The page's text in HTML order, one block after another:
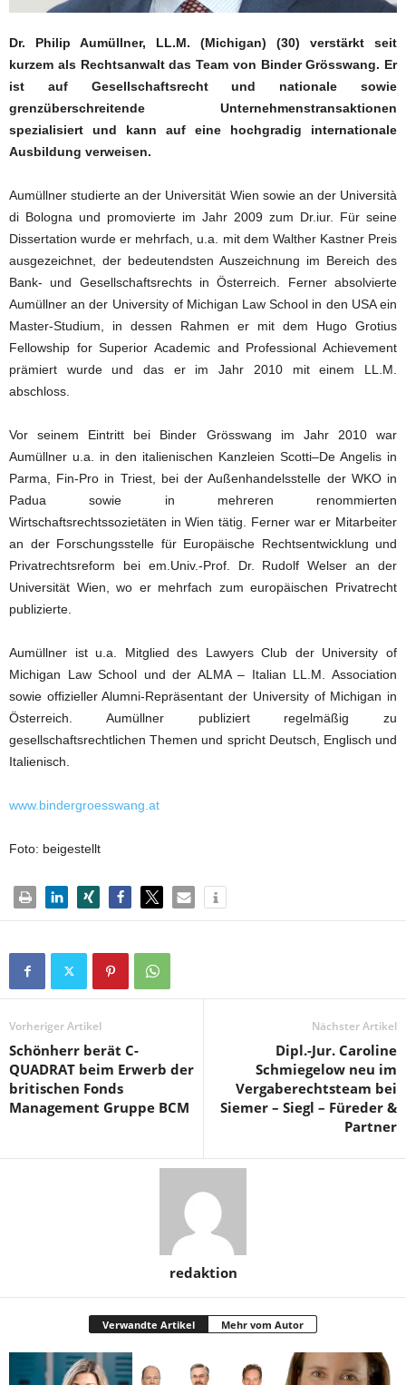
Dr. Philip Aumüllner, LL.M. (Michigan) (30) verstärkt seit
kurzem als Rechtsanwalt das Team von Binder Grösswang. Er
ist auf Gesellschaftsrecht und nationale sowie
grenzüberschreitende Unternehmenstransaktionen
spezialisiert und kann auf eine hochgradig internationale
Ausbildung verweisen.
Aumüllner studierte an der Universität Wien sowie an der Università
di Bologna und promovierte im Jahr 2009 zum Dr.iur. Für seine
Dissertation wurde er mehrfach, u.a. mit dem Walther Kastner Preis
ausgezeichnet, der bedeutendsten Auszeichnung im Bereich des
Bank- und Gesellschaftsrechts in Österreich. Ferner absolvierte
Aumüllner an der University of Michigan Law School in den USA ein
Master-Studium, in dessen Rahmen er mit dem Hugo Grotius
Fellowship for Superior Academic and Professional Achievement
prämiert wurde und das er im Jahr 2010 mit einem LL.M.
abschloss.
Vor seinem Eintritt bei Binder Grösswang im Jahr 2010 war
Aumüllner u.a. in den italienischen Kanzleien Scotti–De Angelis in
Parma, Fin-Pro in Triest, bei der Außenhandelsstelle der WKO in
Padua sowie in mehreren renommierten
Wirtschaftsrechtssozietäten in Wien tätig. Ferner war er Mitarbeiter
an der Forschungsstelle für Europäische Rechtsentwicklung und
Privatrechtsreform bei em.Univ.-Prof. Dr. Rudolf Welser an der
Universität Wien, wo er mehrfach zum europäischen Privatrecht
publizierte.
Aumüllner ist u.a. Mitglied des Lawyers Club der University of
Michigan Law School und der ALMA – Italian LL.M. Association
sowie offizieller Alumni-Repräsentant der University of Michigan in
Österreich. Aumüllner publiziert regelmäßig zu
gesellschaftsrechtlichen Themen und spricht Deutsch, Englisch und
Italienisch.
www.bindergroesswang.at
Foto: beigestellt
Vorheriger Artikel
Schönherr berät C-
QUADRAT beim Erwerb der
britischen Fonds
Management Gruppe BCM
Nächster Artikel
Dipl.-Jur. Caroline
Schmiegelow neu im
Vergaberechtsteam bei
Siemer – Siegl – Füreder &
Partner
redaktion
Verwandte Artikel Mehr vom Autor